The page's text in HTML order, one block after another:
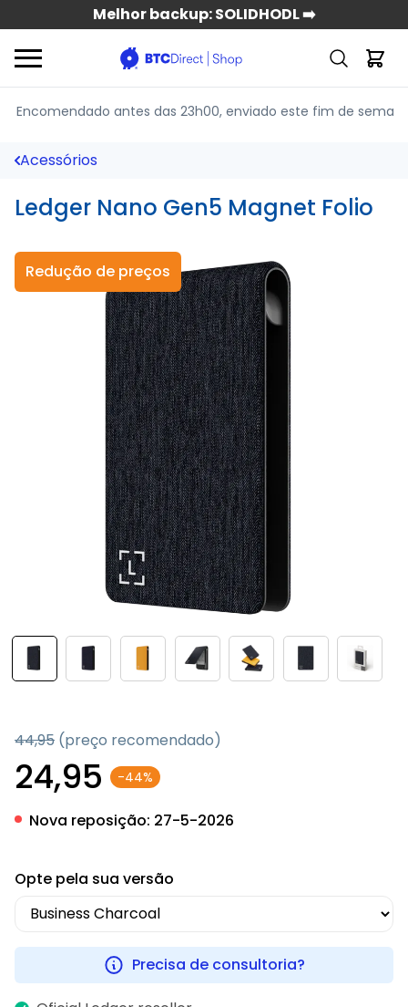
Melhor backup: SOLIDHODL ➡️
Encomendado antes das 23h00, enviado este fim de
Acessórios
Ledger Nano Gen5 Magnet Folio
Redução de preços
44,95 (preço recomendado)
24,95 -44%
Nova reposição: 27-5-2026
Opte pela sua versão
Precisa de consultoria?